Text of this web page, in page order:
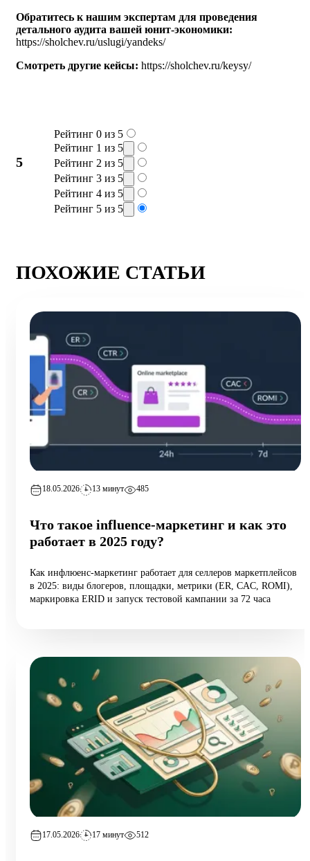
Обратитесь к нашим экспертам для проведения
детального аудита вашей юнит-экономики:
https://sholchev.ru/uslugi/yandeks/
Смотреть другие кейсы: https://sholchev.ru/keysy/
5
Рейтинг 0 из 5
Рейтинг 1 из 5
Рейтинг 2 из 5
Рейтинг 3 из 5
Рейтинг 4 из 5
Рейтинг 5 из 5
ПОХОЖИЕ СТАТЬИ
18.05.2026 13 минут 485
Что такое influence-маркетинг и как это
работает в 2025 году?
Как инфлюенс-маркетинг работает для селлеров маркетплейсов
в 2025: виды блогеров, площадки, метрики (ER, CAC, ROMI),
маркировка ERID и запуск тестовой кампании за 72 часа
17.05.2026 17 минут 512